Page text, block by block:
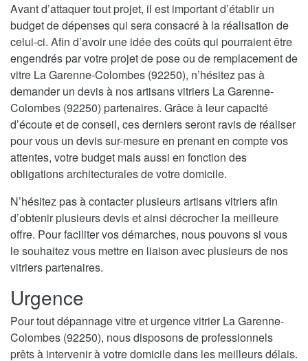
Avant d’attaquer tout projet, il est important d’établir un
budget de dépenses qui sera consacré à la réalisation de
celui-ci. Afin d’avoir une idée des coûts qui pourraient être
engendrés par votre projet de pose ou de remplacement de
vitre La Garenne-Colombes (92250), n’hésitez pas à
demander un devis à nos artisans vitriers La Garenne-
Colombes (92250) partenaires. Grâce à leur capacité
d’écoute et de conseil, ces derniers seront ravis de réaliser
pour vous un devis sur-mesure en prenant en compte vos
attentes, votre budget mais aussi en fonction des
obligations architecturales de votre domicile.
N’hésitez pas à contacter plusieurs artisans vitriers afin
d’obtenir plusieurs devis et ainsi décrocher la meilleure
offre. Pour faciliter vos démarches, nous pouvons si vous
le souhaitez vous mettre en liaison avec plusieurs de nos
vitriers partenaires.
Urgence
Pour tout dépannage vitre et urgence vitrier La Garenne-
Colombes (92250), nous disposons de professionnels
prêts à intervenir à votre domicile dans les meilleurs délais.